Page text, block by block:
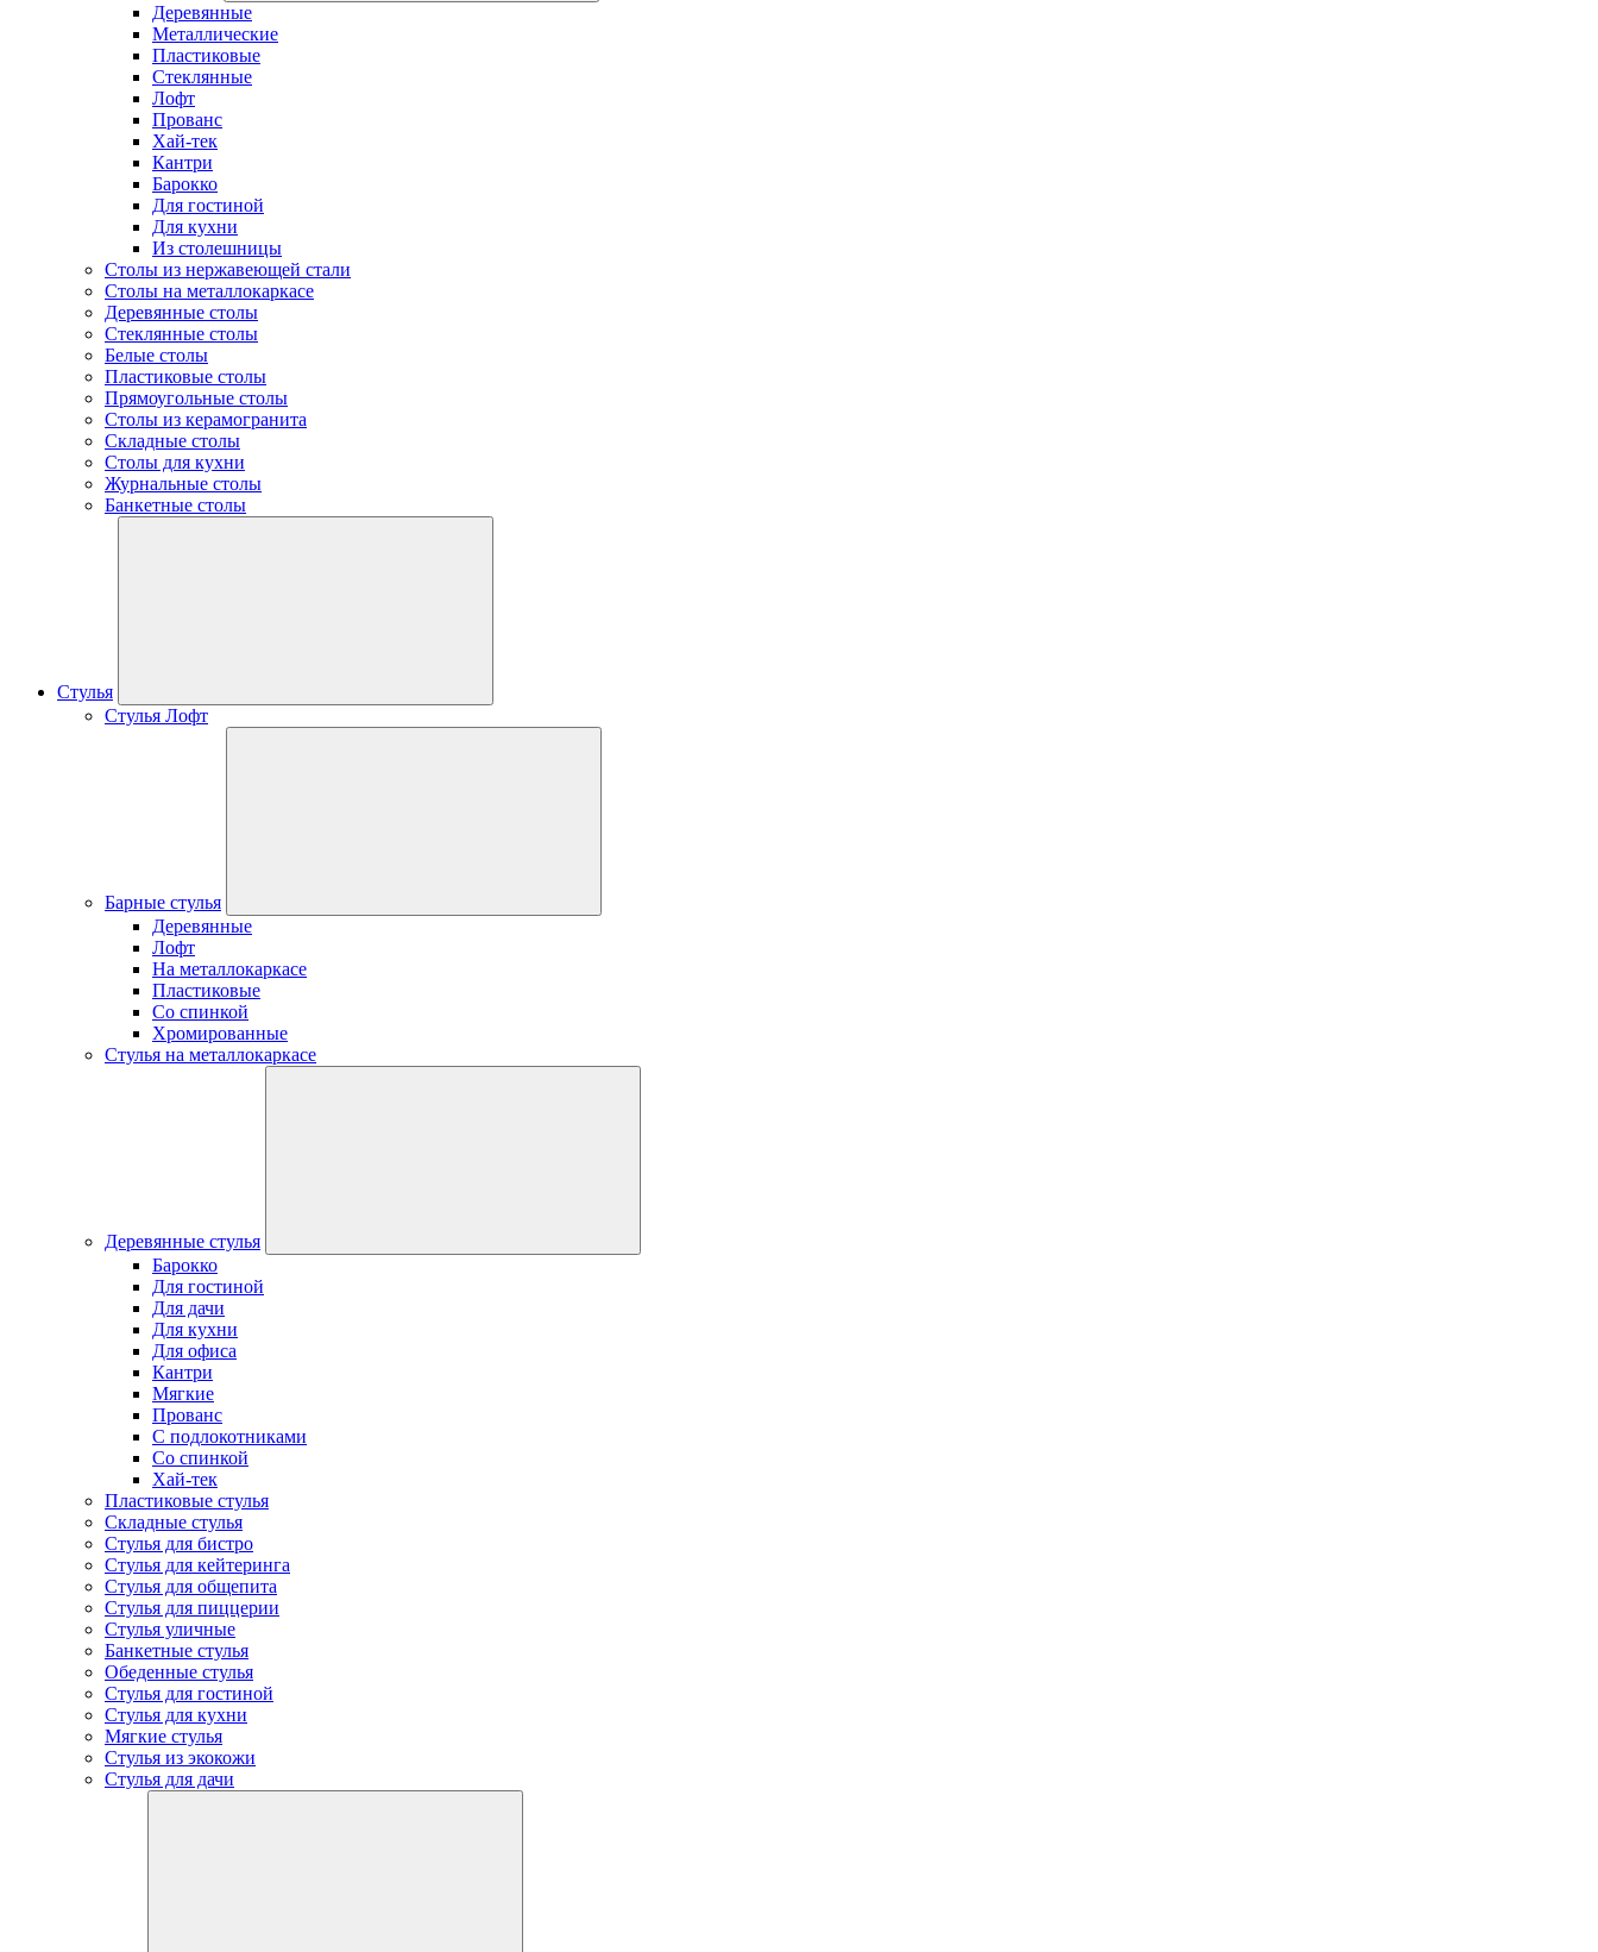
Деревянные
Металлические
Пластиковые
Стеклянные
Лофт
Прованс
Хай-тек
Кантри
Барокко
Для гостиной
Для кухни
Из столешницы
Столы из нержавеющей стали
Столы на металлокаркасе
Деревянные столы
Стеклянные столы
Белые столы
Пластиковые столы
Прямоугольные столы
Столы из керамогранита
Складные столы
Столы для кухни
Журнальные столы
Банкетные столы
Стулья
Стулья Лофт
Барные стулья
Деревянные
Лофт
На металлокаркасе
Пластиковые
Со спинкой
Хромированные
Стулья на металлокаркасе
Деревянные стулья
Барокко
Для гостиной
Для дачи
Для кухни
Для офиса
Кантри
Мягкие
Прованс
С подлокотниками
Со спинкой
Хай-тек
Пластиковые стулья
Складные стулья
Стулья для бистро
Стулья для кейтеринга
Стулья для общепита
Стулья для пиццерии
Стулья уличные
Банкетные стулья
Обеденные стулья
Стулья для гостиной
Стулья для кухни
Мягкие стулья
Стулья из экокожи
Стулья для дачи